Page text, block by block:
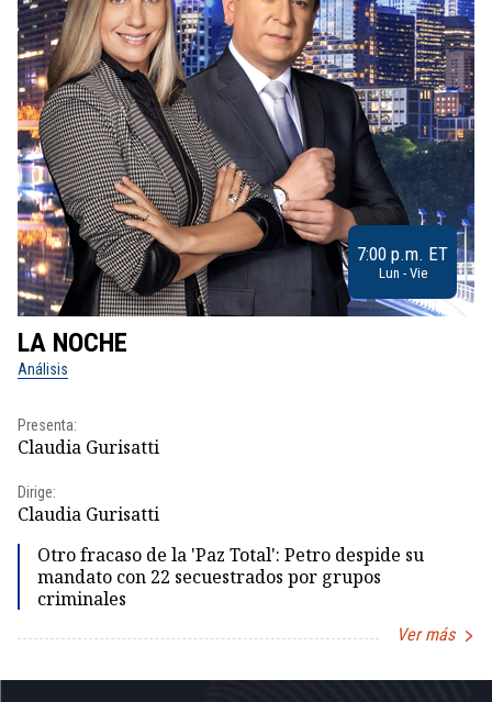
7:00 p.m. ET
Lun - Vie
LA NOCHE
Análisis
Presenta:
Claudia Gurisatti
Dirige:
Claudia Gurisatti
Otro fracaso de la 'Paz Total': Petro despide su
mandato con 22 secuestrados por grupos
criminales
Ver más